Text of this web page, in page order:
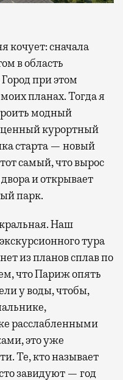
в область
при этом
планах. Тогда я
модный
курортный
старта — новый
самый, что вырос
и открывает
парк.
Наш
тура
из планов сплав по
что Париж опять
у воды, чтобы,
расслабленными
это уже
Те, кто называет
завидуют — год